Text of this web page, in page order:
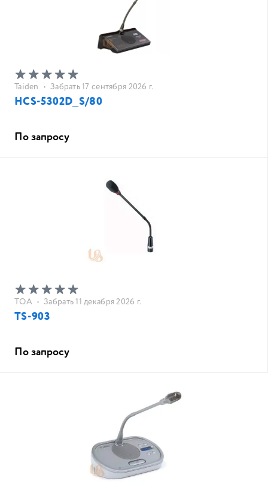
Taiden • Забрать 17 сентября 2026 г.
HCS-5302D_S/80
По запросу
TOA • Забрать 11 декабря 2026 г.
TS-903
По запросу